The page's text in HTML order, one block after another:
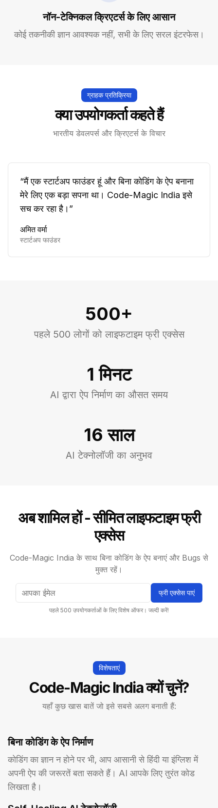
नॉन-टेक्निकल क्रिएटर्स के लिए आसान
कोई तकनीकी ज्ञान आवश्यक नहीं, सभी के लिए सरल इंटरफेस।
ग्राहक प्रतिक्रिया
क्या उपयोगकर्ता कहते हैं
भारतीय डेवलपर्स और क्रिएटर्स के विचार
“मैं एक स्टार्टअप फाउंडर हूं और बिना कोडिंग के ऐप बनाना
मेरे लिए एक बड़ा सपना था। Code-Magic India इसे
सच कर रहा है। ”
अमित वर्मा
स्टार्टअप फाउंडर
500+
पहले 500 लोगों को लाइफटाइम फ्री एक्सेस
1 मिनट
AI द्वारा ऐप निर्माण का औसत समय
16 साल
AI टेक्नोलॉजी का अनुभव
अब शामिल हों - सीमित लाइफटाइम फ्री
एक्सेस
Code-Magic India के साथ बिना कोडिंग के ऐप बनाएं और Bugs से
मुक्त रहें।
फ्री एक्सेस पाएं
पहले 500 उपयोगकर्ताओं के लिए विशेष ऑफर। जल्दी करें!
विशेषताएं
Code-Magic India क्यों चुनें?
यहाँ कुछ खास बातें जो इसे सबसे अलग बनाती हैं:
बिना कोडिंग के ऐप निर्माण
कोडिंग का ज्ञान न होने पर भी, आप आसानी से हिंदी या इंग्लिश में
अपनी ऐप की जरूरतें बता सकते हैं। AI आपके लिए तुरंत कोड
लिखता है।